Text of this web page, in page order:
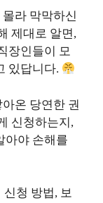
라 막막하신
제대로 알면,
장인들이 모
있답니다.
온 당연한 권
신청하는지,
아야 손해를
청 방법, 보